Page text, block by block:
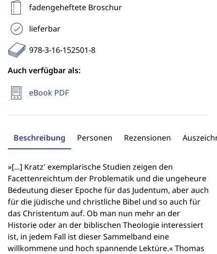
fadengeheftete Broschur
lieferbar
978-3-16-152501-8
Auch verfügbar als:
eBook PDF
Beschreibung Personen Rezensionen
»[...] Kratz' exemplarische Studien zeigen den
Facettenreichtum der Problematik und die ungeheure
Bedeutung dieser Epoche für das Judentum, aber auch
für die jüdische und christliche Bibel und so auch für
das Christentum auf. Ob man nun mehr an der
Historie oder an der biblischen Theologie interessiert
ist, in jedem Fall ist dieser Sammelband eine
willkommene und hoch spannende Lektüre.« Thomas